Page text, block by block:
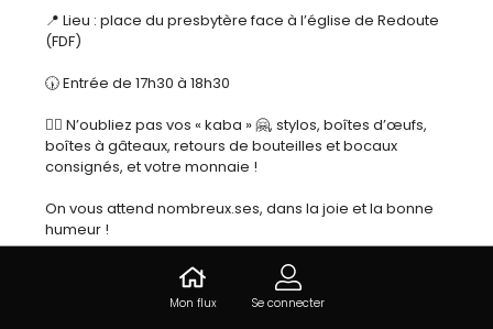
📍 Lieu : place du presbytère face à l’église de Redoute
(FDF)
🕠 Entrée de 17h30 à 18h30
👉🏿 N’oubliez pas vos « kaba » 🤗, stylos, boîtes d’œufs,
boîtes à gâteaux, retours de bouteilles et bocaux
consignés, et votre monnaie !
On vous attend nombreux.ses, dans la joie et la bonne
humeur !
L’équipe de bénévoles est à la recherche de forces
vives pour continuer à faire vivre ce projet… N’hésitez
pas à nous rejoindre et à faire passer l’info !
Mon flux Se connecter